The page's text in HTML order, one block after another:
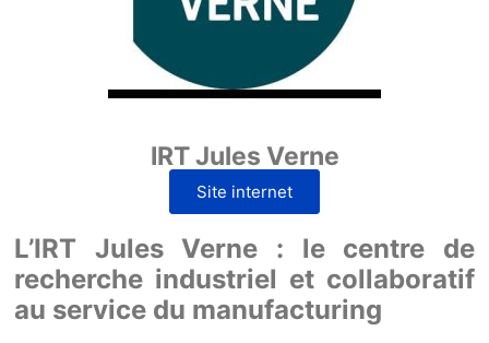
IRT Jules Verne
Site internet
L’IRT Jules Verne : le centre de
recherche industriel et collaboratif
au service du manufacturing